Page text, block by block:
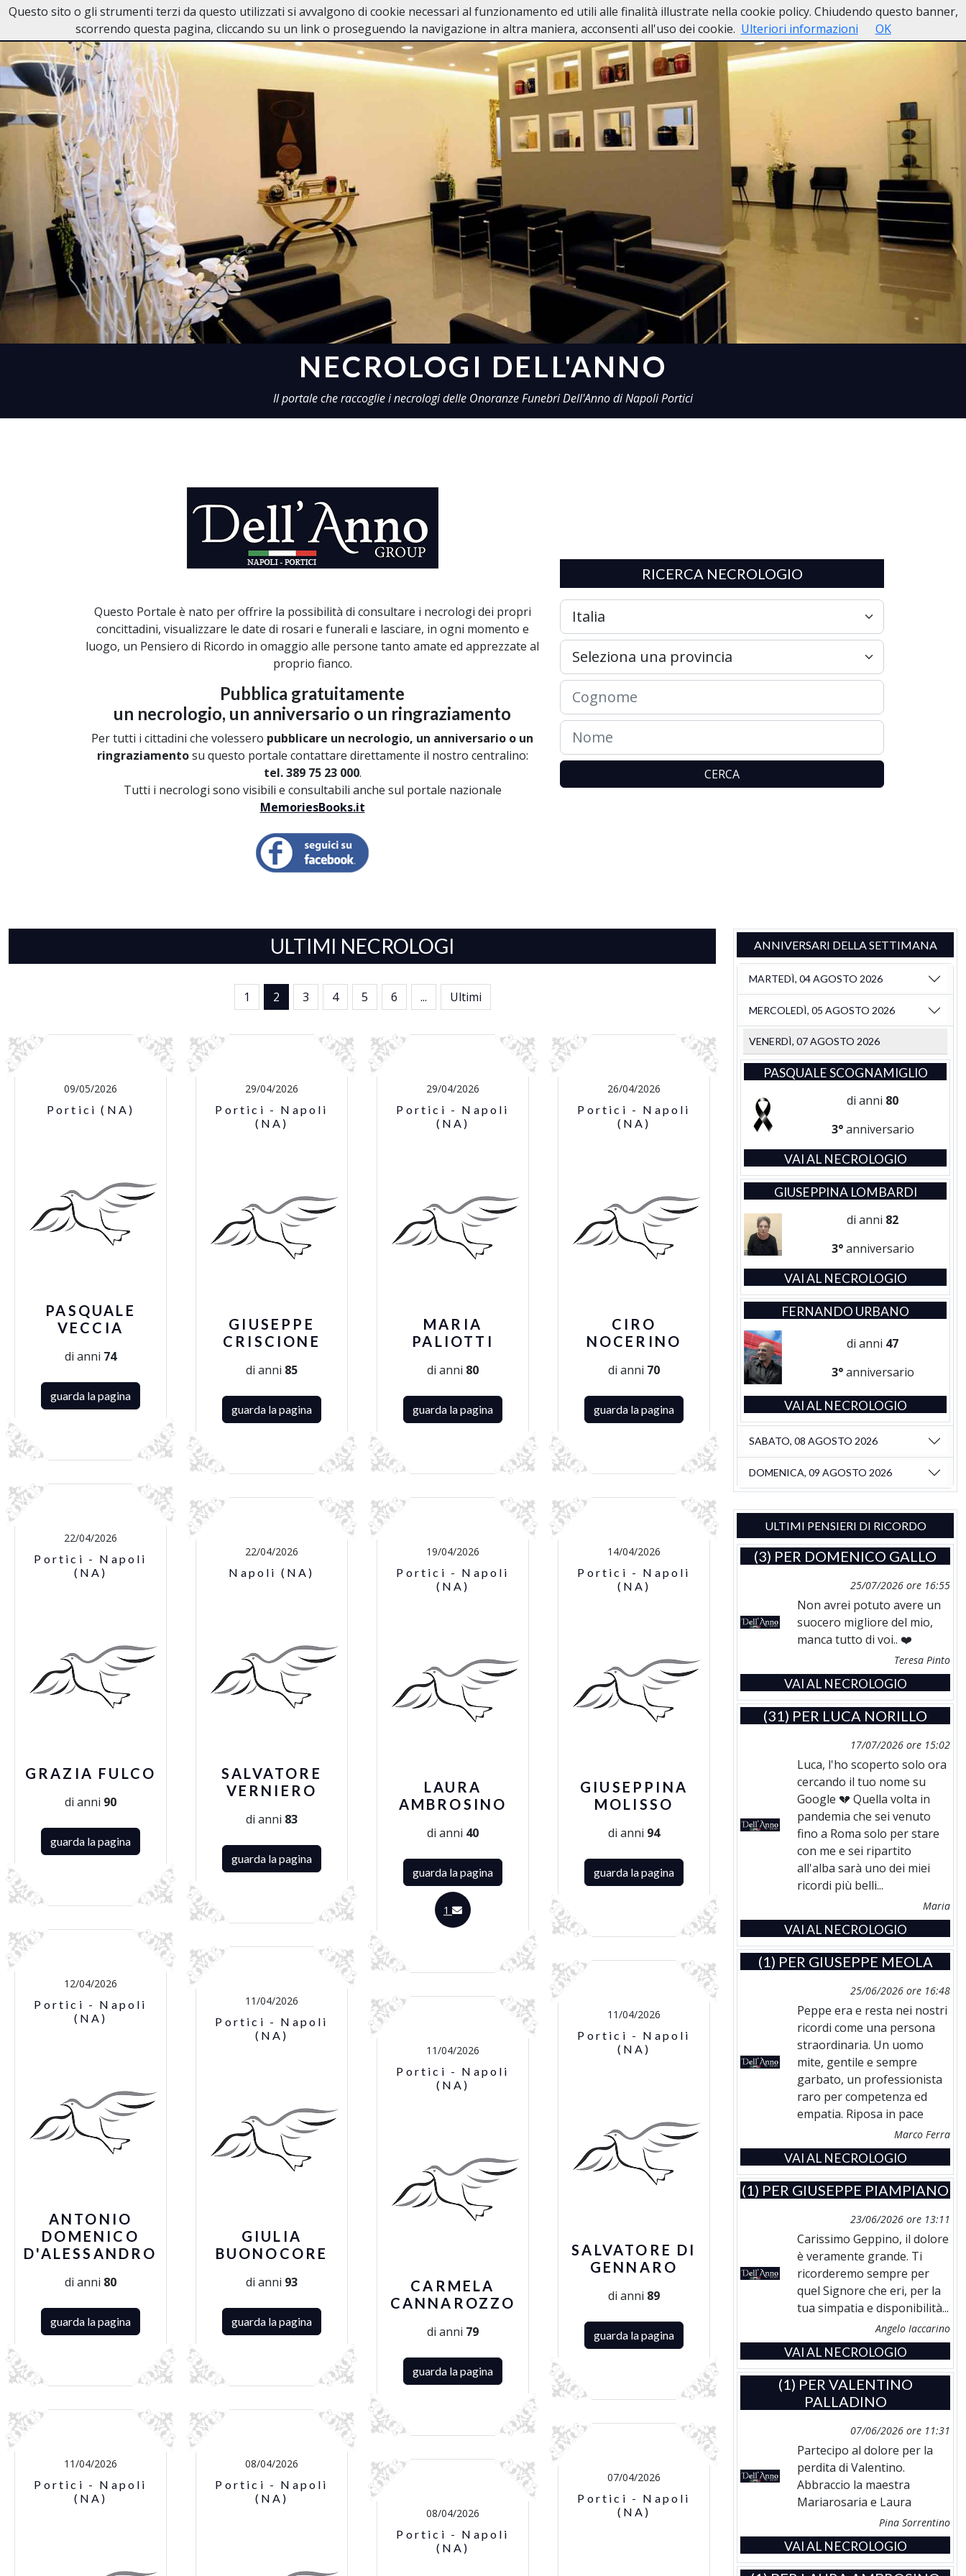
Necrologi Dell'Anno Home Casa Funeraria In Caso di Decesso Lutti Personaggi Pubblici Contatti
NECROLOGI DELL'ANNO
Il portale che raccoglie i necrologi delle Onoranze Funebri Dell'Anno di Napoli Portici
Questo Portale è nato per offrire la possibilità di consultare i necrologi dei propri
concittadini, visualizzare le date di rosari e funerali e lasciare, in ogni momento e
luogo, un Pensiero di Ricordo in omaggio alle persone tanto amate ed apprezzate al
proprio fianco.
Pubblica gratuitamente
un necrologio, un anniversario o un ringraziamento
Per tutti i cittadini che volessero pubblicare un necrologio, un anniversario o un
ringraziamentosu questo portale contattare direttamente il nostro centralino:
tel. 389 75 23 000.
Tutti i necrologi sono visibili e consultabili anche sul portale nazionale
MemoriesBooks.it
RICERCA NECROLOGIO
CERCA
ULTIMI NECROLOGI
1 2 3 4 5 6 ... Ultimi
09/05/2026
Portici (NA)
PASQUALE
VECCIA
di anni 74
guarda la pagina
29/04/2026
Portici - Napoli
(NA)
GIUSEPPE
CRISCIONE
di anni 85
guarda la pagina
29/04/2026
Portici - Napoli
(NA)
MARIA
PALIOTTI
di anni 80
guarda la pagina
26/04/2026
Portici - Napoli
(NA)
CIRO
NOCERINO
di anni 70
guarda la pagina
22/04/2026
Portici - Napoli
(NA)
GRAZIA FULCO
di anni 90
guarda la pagina
22/04/2026
Napoli (NA)
SALVATORE
VERNIERO
di anni 83
guarda la pagina
19/04/2026
Portici - Napoli
(NA)
LAURA
AMBROSINO
di anni 40
guarda la pagina
1
14/04/2026
Portici - Napoli
(NA)
GIUSEPPINA
MOLISSO
di anni 94
guarda la pagina
12/04/2026
Portici - Napoli
(NA)
ANTONIO
DOMENICO
D'ALESSANDRO
di anni 80
guarda la pagina
11/04/2026
Portici - Napoli
(NA)
GIULIA
BUONOCORE
di anni 93
guarda la pagina
11/04/2026
Portici - Napoli
(NA)
CARMELA
CANNAROZZO
di anni 79
guarda la pagina
11/04/2026
Portici - Napoli
(NA)
SALVATORE DI
GENNARO
di anni 89
guarda la pagina
11/04/2026
Portici - Napoli
(NA)
08/04/2026
Portici - Napoli
(NA)
08/04/2026
Portici - Napoli
(NA)
07/04/2026
Portici - Napoli
(NA)
ANNIVERSARI DELLA SETTIMANA
MARTEDÌ, 04 AGOSTO 2026
MERCOLEDÌ, 05 AGOSTO 2026
VENERDÌ, 07 AGOSTO 2026
PASQUALE SCOGNAMIGLIO
di anni 80
3°anniversario
VAI AL NECROLOGIO
GIUSEPPINA LOMBARDI
di anni 82
3°anniversario
VAI AL NECROLOGIO
FERNANDO URBANO
di anni 47
3°anniversario
VAI AL NECROLOGIO
SABATO, 08 AGOSTO 2026
DOMENICA, 09 AGOSTO 2026
ULTIMI PENSIERI DI RICORDO
(3) PER DOMENICO GALLO
25/07/2026 ore 16:55
Non avrei potuto avere un
suocero migliore del mio,
manca tutto di voi.. ❤️
Teresa Pinto
VAI AL NECROLOGIO
(31) PER LUCA NORILLO
17/07/2026 ore 15:02
Luca, l'ho scoperto solo ora
cercando il tuo nome su
Google 💔 Quella volta in
pandemia che sei venuto
fino a Roma solo per stare
con me e sei ripartito
all'alba sarà uno dei miei
ricordi più belli...
Maria
VAI AL NECROLOGIO
(1) PER GIUSEPPE MEOLA
25/06/2026 ore 16:48
Peppe era e resta nei nostri
ricordi come una persona
straordinaria. Un uomo
mite, gentile e sempre
garbato, un professionista
raro per competenza ed
empatia. Riposa in pace
Marco Ferra
VAI AL NECROLOGIO
(1) PER GIUSEPPE PIAMPIANO
23/06/2026 ore 13:11
Carissimo Geppino, il dolore
è veramente grande. Ti
ricorderemo sempre per
quel Signore che eri, per la
tua simpatia e disponibilità...
Angelo Iaccarino
VAI AL NECROLOGIO
(1) PER VALENTINO
PALLADINO
07/06/2026 ore 11:31
Partecipo al dolore per la
perdita di Valentino.
Abbraccio la maestra
Mariarosaria e Laura
Pina Sorrentino
VAI AL NECROLOGIO
Questo sito o gli strumenti terzi da questo utilizzati si avvalgono di cookie necessari al funzionamento ed utili alle finalità illustrate nella cookie policy. Chiudendo questo banner,
scorrendo questa pagina, cliccando su un link o proseguendo la navigazione in altra maniera, acconsenti all'uso dei cookie. Ulteriori informazioni OK